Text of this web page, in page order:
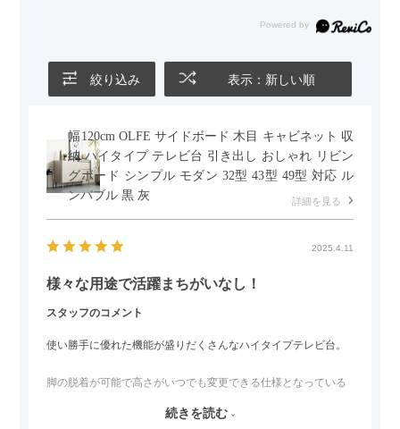
かせるため、普段はカウチとして使い、来客時には離してスツ
す。
絞り込み 表示：新しい順
幅120cm OLFE サイドボード 木目 キャビネット 収
納 ハイタイプ テレビ台 引き出し おしゃれ リビン
グボード シンプル モダン 32型 43型 49型 対応 ル
ンバブル 黒 灰
詳細を見る
2025.4.11
様々な用途で活躍まちがいなし！
スタッフのコメント
使い勝手に優れた機能が盛りだくさんなハイタイプテレビ台。
脚の脱着が可能で高さがいつでも変更できる仕様となっている
続きを読む